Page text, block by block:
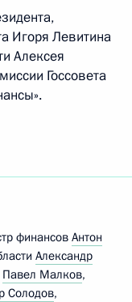
Игоря Левитина
Алексея
Госсовета
финансов Антон
Александр
Павел Малков,
Солодов,